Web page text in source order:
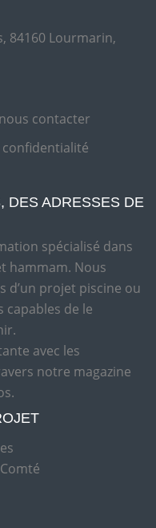
84160 Lourmarin,
contacter
DES ADRESSES DE
spécialisé dans
hammam. Nous
projet piscine ou
capables de le
avec les
notre magazine